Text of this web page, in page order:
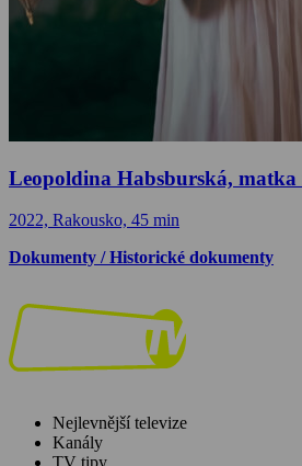
Leopoldina Habsburská,
2022, Rakousko, 45 min
Dokumenty / Historické dokumenty
Nejlevnější televize
Kanály